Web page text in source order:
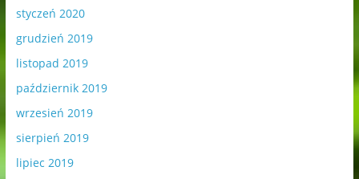
styczeń 2020
grudzień 2019
listopad 2019
październik 2019
wrzesień 2019
sierpień 2019
lipiec 2019